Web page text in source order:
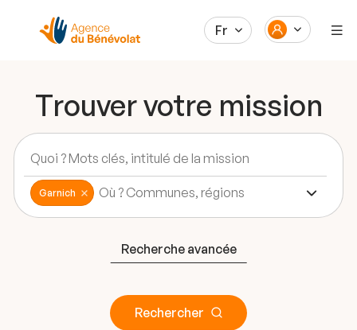
Fr
Trouver votre mission
Garnich
Recherche avancée
Rechercher